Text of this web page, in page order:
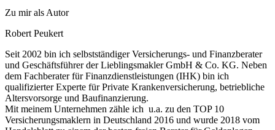
Zu mir als Autor
Robert Peukert
Seit 2002 bin ich selbstständiger Versicherungs- und Finanzberater
und Geschäftsführer der Lieblingsmakler GmbH & Co. KG. Neben
dem Fachberater für Finanzdienstleistungen (IHK) bin ich
qualifizierter Experte für Private Krankenversicherung, betriebliche
Altersvorsorge und Baufinanzierung.
Mit meinem Unternehmen zähle ich u.a. zu den TOP 10
Versicherungsmaklern in Deutschland 2016 und wurde 2018 vom